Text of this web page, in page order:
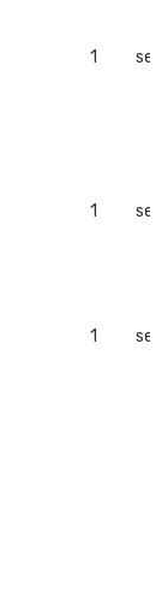
1
set
1
set
1
set